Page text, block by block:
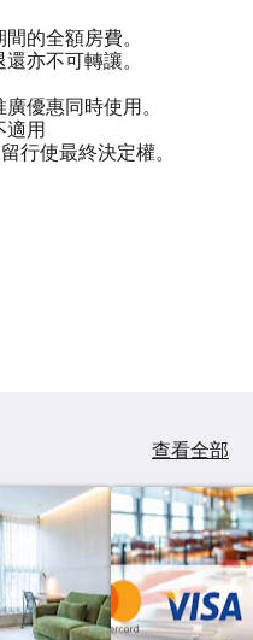
的全額房費。
亦不可轉讓。
優惠同時使用。
適用
行使最終決定權。
查看全部